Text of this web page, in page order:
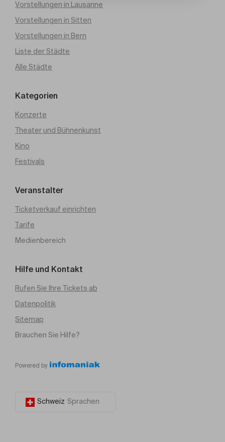
Vorstellungen in Lausanne
Vorstellungen in Sitten
Vorstellungen in Bern
Liste der Städte
Alle Städte
Kategorien
Konzerte
Theater und Bühnenkunst
Kino
Festivals
Veranstalter
Ticketverkauf einrichten
Tarife
Medienbereich
Hilfe und Kontakt
Rufen Sie Ihre Tickets ab
Datenpolitik
Sitemap
Brauchen Sie Hilfe?
Powered by
Schweiz Sprachen